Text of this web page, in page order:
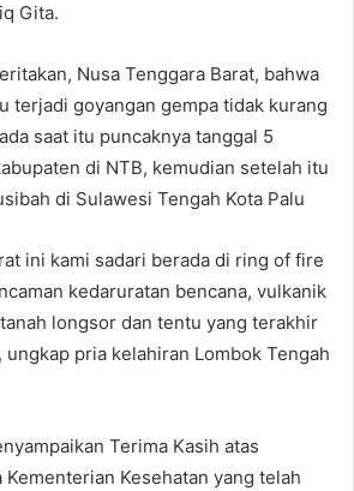
Gita.
Nusa Tenggara Barat, bahwa
terjadi goyangan gempa tidak kurang
saat itu puncaknya tanggal 5
di NTB, kemudian setelah itu
di Sulawesi Tengah Kota Palu
ini kami sadari berada di ring of fire
kedaruratan bencana, vulkanik
longsor dan tentu yang terakhir
ungkap pria kelahiran Lombok Tengah
Terima Kasih atas
Kesehatan yang telah